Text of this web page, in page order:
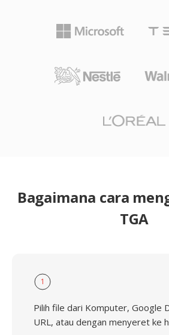
Bagaimana cara
TGA
1
Pilih file dari Komputer, Google
URL, atau dengan menyeret ke